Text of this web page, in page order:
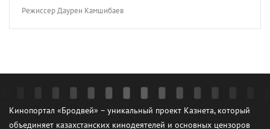
Режиссер Даурен Камшибаев
Кинопортал «Бродвей» – уникальный проект Казнета, который
объединяет казахстанских кинодеятелей и основных цензоров